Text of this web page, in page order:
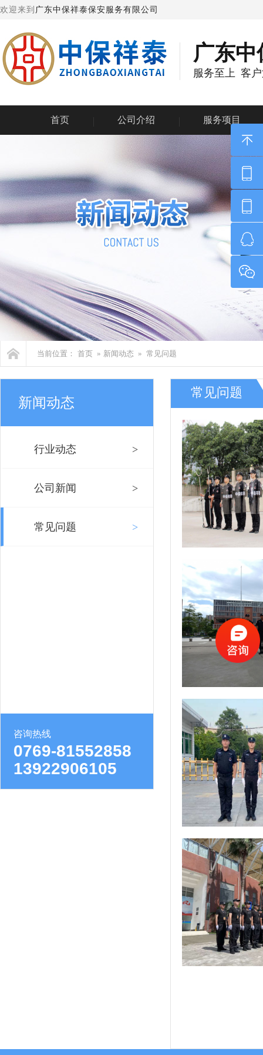
欢迎来到 广东中保祥泰保安服务有限公司
广东中
服务至上 客
首页 公司介绍 服务项目
当前位置： 首页 » 新闻动态 » 常见问题
新闻动态
行业动态 >
公司新闻 >
常见问题 >
咨询热线
0769-81552858
13922906105
常见问题